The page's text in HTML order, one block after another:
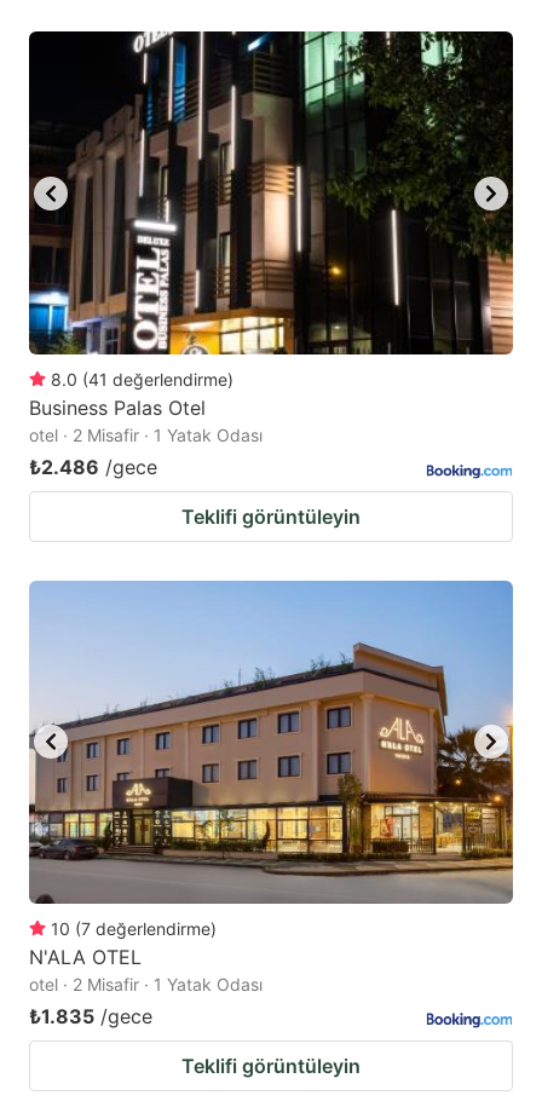
8.0 (41 değerlendirme)
Business Palas Otel
otel · 2 Misafir · 1 Yatak Odası
₺2.486 /gece
Teklifi görüntüleyin
10 (7 değerlendirme)
N'ALA OTEL
otel · 2 Misafir · 1 Yatak Odası
₺1.835 /gece
Teklifi görüntüleyin